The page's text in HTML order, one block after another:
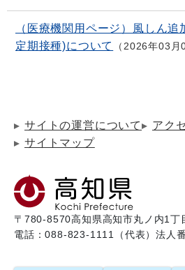
（医療機関用ページ）風しん
定期接種)について
2026年03月
サイトの運営について
アク
サイトマップ
〒780-8570高知県高知市丸ノ内1丁
電話：088-823-1111（代表）法人